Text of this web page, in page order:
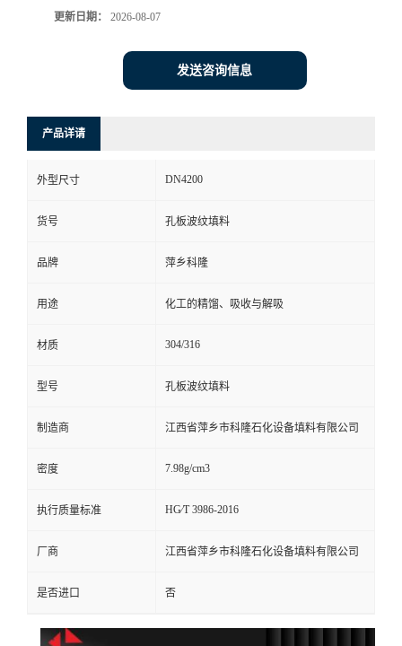
方
更新日期： 2026-08-07
发送咨询信息
产品详请
外型尺寸 DN4200
货号 孔板波纹填料
品牌 萍乡科隆
用途 化工的精馏、吸收与解吸
材质 304/316
型号 孔板波纹填料
制造商 江西省萍乡市科隆石化设备填料有限公司
密度 7.98g/cm3
执行质量标准 HG∕T 3986-2016
厂商 江西省萍乡市科隆石化设备填料有限公司
是否进口 否